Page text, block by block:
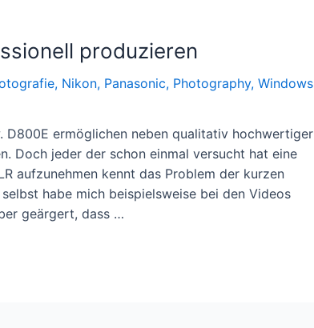
produzieren
, Nikon, Panasonic, Photography, Windows
D800E ermöglichen neben qualitativ hochwertiger
Doch jeder der schon einmal versucht hat eine
aufzunehmen kennt das Problem der kurzen
habe mich beispielsweise bei den Videos
geärgert, dass …